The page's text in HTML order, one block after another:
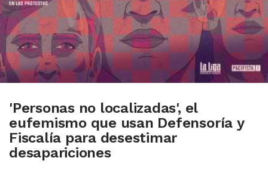
'Personas no localizadas', el
eufemismo que usan Defensoría y
Fiscalía para desestimar
desapariciones